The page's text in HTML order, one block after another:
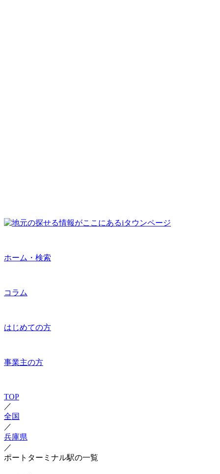
ホーム・検索
コラム
はじめての方
事業主の方
TOP
／
全国
／
兵庫県
／
ポートターミナル駅の一覧